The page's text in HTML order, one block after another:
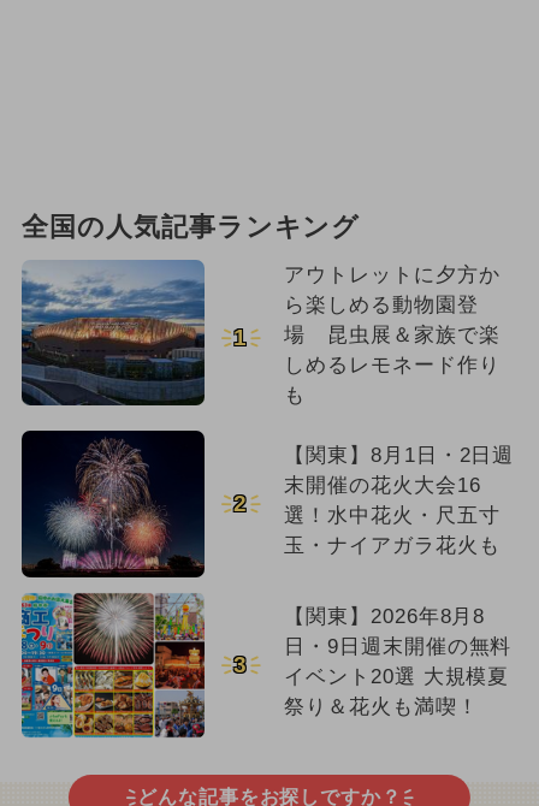
全国の人気記事ランキング
1
アウトレットに夕方か
ら楽しめる動物園登
場 昆虫展＆家族で楽
しめるレモネード作り
も
2
【関東】8月1日・2日週
末開催の花火大会16
選！水中花火・尺五寸
玉・ナイアガラ花火も
3
【関東】2026年8月8
日・9日週末開催の無料
イベント20選 大規模夏
祭り＆花火も満喫！
どんな記事をお探しですか？